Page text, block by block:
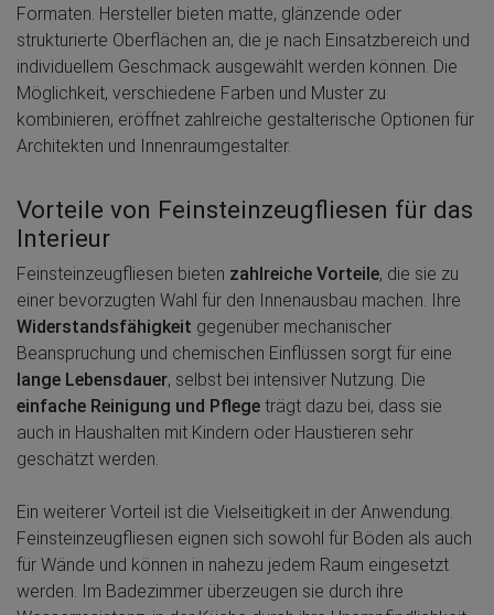
Formaten. Hersteller bieten matte, glänzende oder
strukturierte Oberflächen an, die je nach Einsatzbereich und
individuellem Geschmack ausgewählt werden können. Die
Möglichkeit, verschiedene Farben und Muster zu
kombinieren, eröffnet zahlreiche gestalterische Optionen für
Architekten und Innenraumgestalter.
Vorteile von Feinsteinzeugfliesen für das
Interieur
Feinsteinzeugfliesen bieten zahlreiche Vorteile, die sie zu
einer bevorzugten Wahl für den Innenausbau machen. Ihre
Widerstandsfähigkeit gegenüber mechanischer
Beanspruchung und chemischen Einflüssen sorgt für eine
lange Lebensdauer, selbst bei intensiver Nutzung. Die
einfache Reinigung und Pflege trägt dazu bei, dass sie
auch in Haushalten mit Kindern oder Haustieren sehr
geschätzt werden.
Ein weiterer Vorteil ist die Vielseitigkeit in der Anwendung.
Feinsteinzeugfliesen eignen sich sowohl für Böden als auch
für Wände und können in nahezu jedem Raum eingesetzt
werden. Im Badezimmer überzeugen sie durch ihre